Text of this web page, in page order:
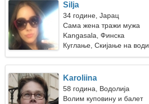
Silja
34 године, Јарац
Сама жена тражи мужа
Kangasala, Финска
Куглање, Скијање на води
Karoliina
58 година, Водолија
Волим куповину и балет